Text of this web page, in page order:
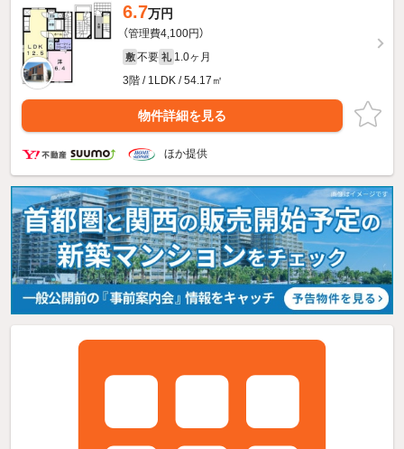
6.7万円
（管理費4,100円）
敷 不要 礼 1.0ヶ月
3階 / 1LDK / 54.17㎡
物件詳細を見る
ほか提供